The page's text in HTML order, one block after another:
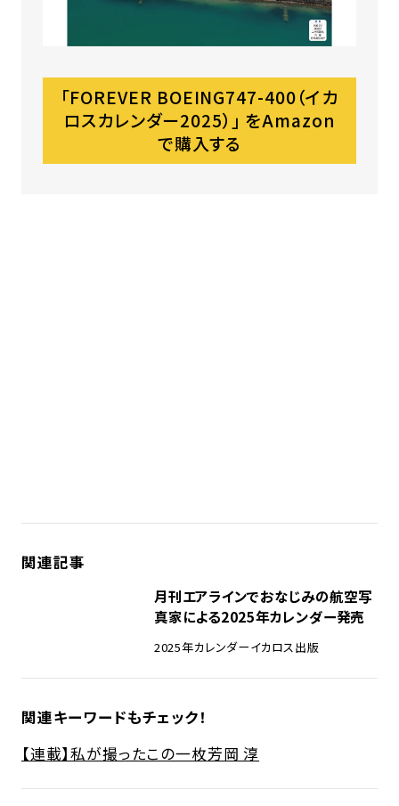
「FOREVER BOEING747-400（イカ
ロスカレンダー2025）」 をAmazon
で購入する
関連記事
月刊エアラインでおなじみの航空写
真家による2025年カレンダー発売
2025年カレンダーイカロス出版
関連キーワードもチェック！
【連載】私が撮ったこの一枚芳岡 淳